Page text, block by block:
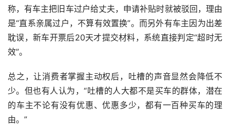
称，有车主把旧车过户给丈夫，申请补贴时就被驳回，理由
是“直系亲属过户，不算有效置换”。而另外有车主因为出差
耽误，新车开票后20天才提交材料，系统直接判定“超时无
效”。
总之，让消费者掌握主动权后，吐槽的声音显然会降低不
少。但也有人认为，“吐槽的人大都不是买车的群体，潜在
的车主不论有没有优惠、优惠多少，都有一百种买车的理
由。”